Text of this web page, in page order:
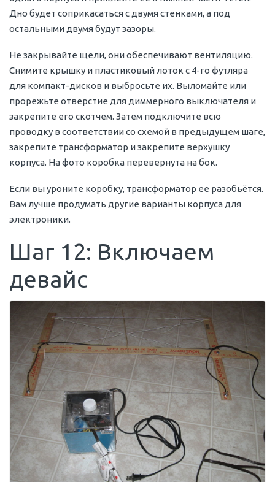
Дно будет соприкасаться с двумя стенками, а под
остальными двумя будут зазоры.
Не закрывайте щели, они обеспечивают вентиляцию.
Снимите крышку и пластиковый лоток с 4-го футляра
для компакт-дисков и выбросьте их. Выломайте или
прорежьте отверстие для диммерного выключателя и
закрепите его скотчем. Затем подключите всю
проводку в соответствии со схемой в предыдущем шаге,
закрепите трансформатор и закрепите верхушку
корпуса. На фото коробка перевернута на бок.
Если вы уроните коробку, трансформатор ее разобьётся.
Вам лучше продумать другие варианты корпуса для
электроники.
Шаг 12: Включаем
девайс